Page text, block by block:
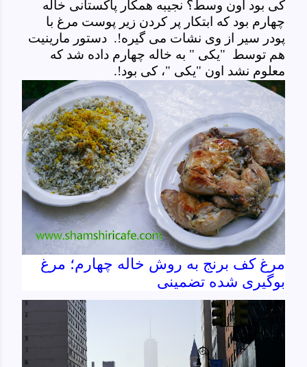
کی بود اون وسط؟ نجیبه همکار پاکستانی خاله
چهارم بود که ابتکار پر کردن زیر پوست مرغ با
پودر سیر از وی نشات می گیره!. دستور مارینیت
هم توسط "یکی " به خاله چهارم داده شد که
معلوم نشد اون "یکی "، کی بود!.
مرغ کف برنج به روش خاله چهارم؛ مرغ
بوگیری شده تضمینی